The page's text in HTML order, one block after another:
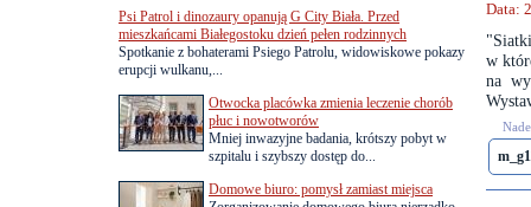
Data:
w
na
Psi Patrol i dinozaury opanują G City Biała. Przed
mieszkańcami Białegostoku dzień pełen rodzinnych
Spotkanie z bohaterami Psiego Patrolu, widowiskowe pokazy
erupcji wulkanu,...
Otwocka placówka zmienia leczenie chorób
płuc i nowotworów
Mniej inwazyjne badania, krótszy pobyt w
szpitalu i szybszy dostęp do...
Domowe biuro: pomysł zamiast miejsca